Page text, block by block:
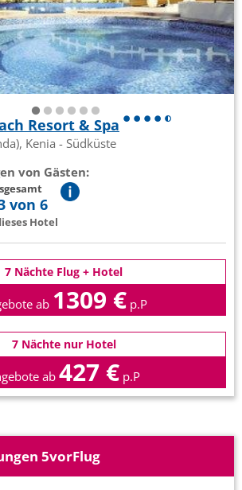
Resort & Spa
Kenia - Südküste
von Gästen:
von 6
Hotel
7 Nächte Flug + Hotel
ab 1309 € p.P
7 Nächte nur Hotel
ab 427 € p.P
5vorFlug